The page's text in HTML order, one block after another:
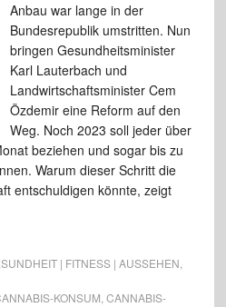
Anbau war lange in der
Bundesrepublik umstritten. Nun
bringen Gesundheitsminister
Karl Lauterbach und
Landwirtschaftsminister Cem
Özdemir eine Reform auf den
Weg. Noch 2023 soll jeder über
beziehen und sogar bis zu
Warum dieser Schritt die
entschuldigen könnte, zeigt
| FITNESS | AUSSEHEN
KONSUM CANNABIS-